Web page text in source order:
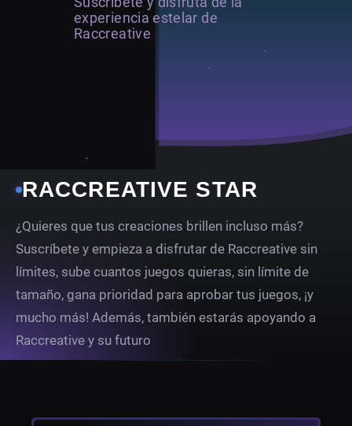
experiencia estelar de
Raccreative
RACCREATIVE STAR
¿Quieres que tus creaciones brillen incluso más?
Suscríbete y empieza a disfrutar de Raccreative sin
límites, sube cuantos juegos quieras, sin límite de
tamaño, gana prioridad para aprobar tus juegos, ¡y
mucho más! Además, también estarás apoyando a
Raccreative y su futuro